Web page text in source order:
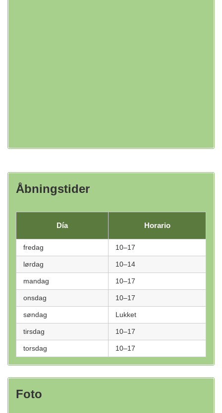
Åbningstider
Día Horario
fredag 10–17
lørdag 10–14
mandag 10–17
onsdag 10–17
søndag Lukket
tirsdag 10–17
torsdag 10–17
Foto